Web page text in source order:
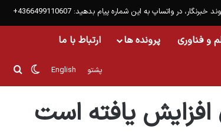
در واتساپ به این شماره پیام بدهید: 4366499110607+
و فناوری پرونده ها ارتباط با ما
English پشتو تغییر
یافته است